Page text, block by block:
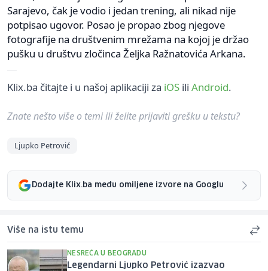
Sarajevo, čak je vodio i jedan trening, ali nikad nije
potpisao ugovor. Posao je propao zbog njegove
fotografije na društvenim mrežama na kojoj je držao
pušku u društvu zločinca Željka Ražnatovića Arkana.
Klix.ba čitajte i u našoj aplikaciji za iOS ili Android.
Znate nešto više o temi ili želite prijaviti grešku u tekstu?
Ljupko Petrović
Dodajte Klix.ba među omiljene izvore na Googlu
Više na istu temu
NESREĆA U BEOGRADU
Legendarni Ljupko Petrović izazvao